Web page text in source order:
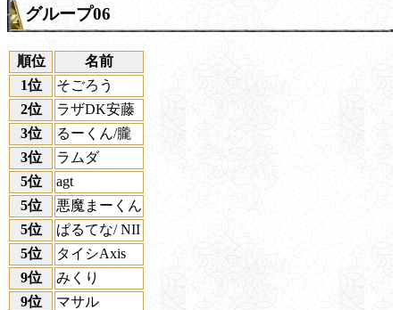
グループ06
順位
名前
1位
そごろう
2位
ラザDK安藤
3位
るーくん/朧
3位
ラムダ
5位
agt
5位
悪魔まーくん
5位
ぱるてな/ NII
5位
タイシAxis
9位
みくり
9位
マサル